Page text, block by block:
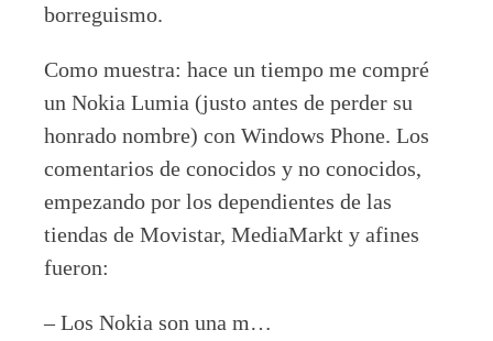
borreguismo.
Como muestra: hace un tiempo me compré
un Nokia Lumia (justo antes de perder su
honrado nombre) con Windows Phone. Los
comentarios de conocidos y no conocidos,
empezando por los dependientes de las
tiendas de Movistar, MediaMarkt y afines
fueron:
– Los Nokia son una m…